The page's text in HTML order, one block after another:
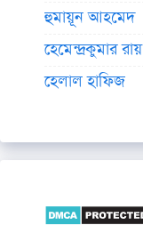
হুমায়ূন আহমেদ
হেমেন্দ্রকুমার রায়
হেলাল হাফিজ